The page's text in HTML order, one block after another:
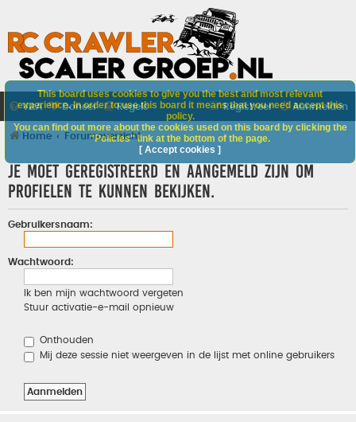
V&A Doneer Regels Aanmelden
Registreer
Home Forumoverzicht
Je moet geregistreerd en aangemeld zijn om
profielen te kunnen bekijken.
Gebruikersnaam:
Wachtwoord:
Ik ben mijn wachtwoord vergeten
Stuur activatie-e-mail opnieuw
Onthouden
Mij deze sessie niet weergeven in de lijst met online gebruikers
This board uses cookies to give you the best and most relevant
experience. In order to use this board it means that you need accept this
policy.
You can find out more about the cookies used on this board by clicking the
"Policies" link at the bottom of the page.
[ Accept cookies ]